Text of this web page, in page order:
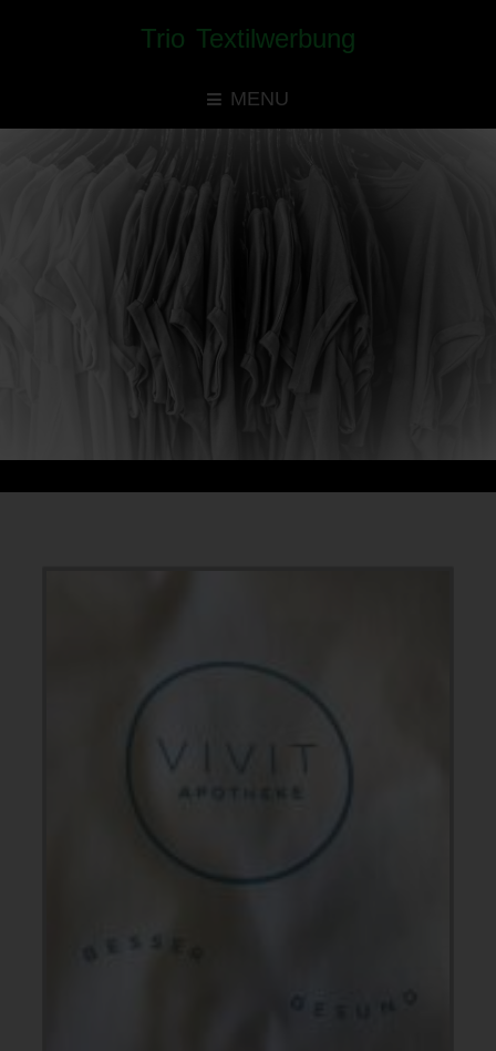
Trio Textilwerbung
MENU